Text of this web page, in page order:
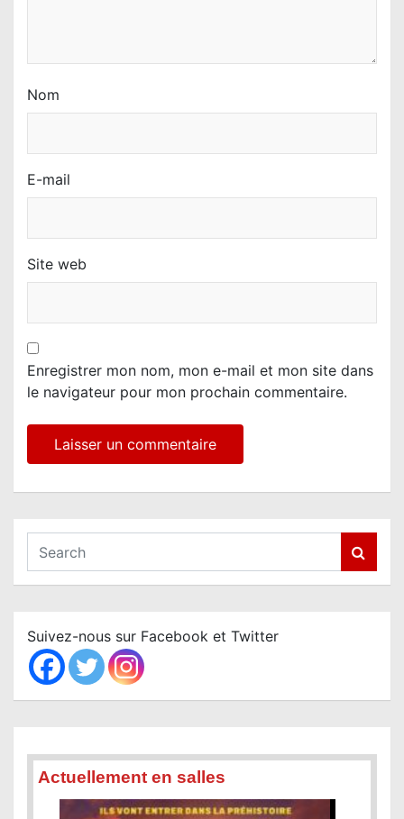
Nom
E-mail
Site web
Enregistrer mon nom, mon e-mail et mon site dans
le navigateur pour mon prochain commentaire.
a
c
h
Suivez-nous sur Facebook et Twitter
Actuellement en salles